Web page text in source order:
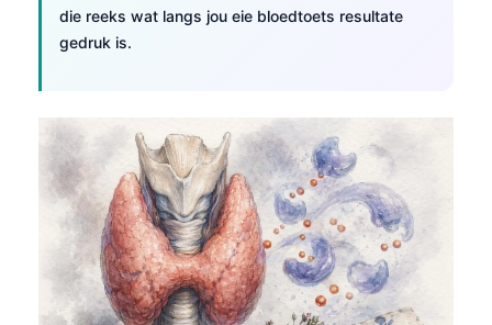
die reeks wat langs jou eie bloedtoets resultate
gedruk is.